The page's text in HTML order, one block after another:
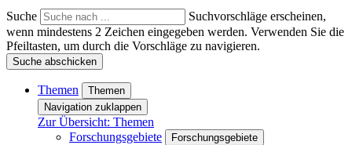
Suche
Suchvorschläge erscheinen,
wenn mindestens 2 Zeichen eingegeben werden. Verwenden Sie die
Pfeiltasten, um durch die Vorschläge zu navigieren.
Suche abschicken
Themen
Themen
Navigation zuklappen
Zur Übersicht: Themen
Forschungsgebiete
Forschungsgebiete